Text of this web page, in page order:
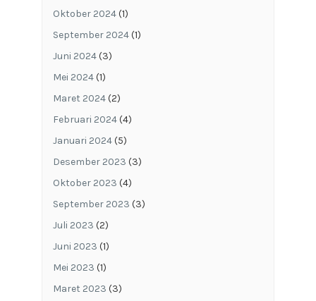
Oktober 2024(1)
September 2024(1)
Juni 2024(3)
Mei 2024(1)
Maret 2024(2)
Februari 2024(4)
Januari 2024(5)
Desember 2023 (3)
Oktober 2023 (4)
September 2023 (3)
Juli 2023 (2)
Juni 2023 (1)
Mei 2023 (1)
Maret 2023 (3)